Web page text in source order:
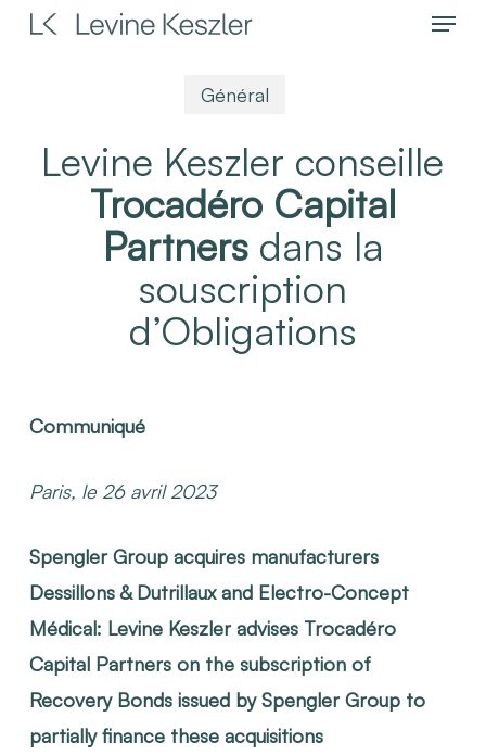
Skip
Menu
Général
Levine Keszler conseille
Trocadéro Capital
Partnersdans la
souscription
d’Obligations
Communiqué
Paris, le 26 avril 2023
Spengler Group acquires manufacturers
Dessillons & Dutrillaux and Electro-Concept
Médical: Levine Keszler advises Trocadéro
Capital Partners on the subscription of
Recovery Bonds issued by Spengler Group to
partially finance these acquisitions